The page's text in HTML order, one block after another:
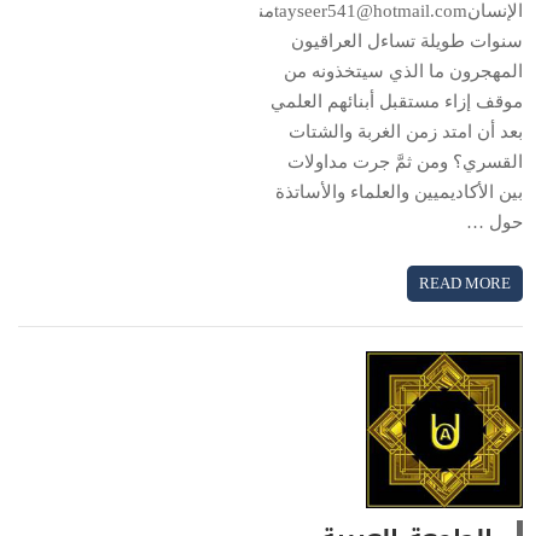
الإنسانtayseer541@hotmail.comمنذ
سنوات طويلة تساءل العراقيون
المهجرون ما الذي سيتخذونه من
موقف إزاء مستقبل أبنائهم العلمي
بعد أن امتد زمن الغربة والشتات
القسري؟ ومن ثمَّ جرت مداولات
بين الأكاديميين والعلماء والأساتذة
حول …
READ MORE